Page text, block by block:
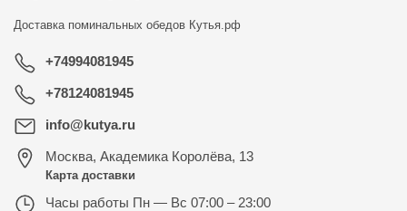
Доставка поминальных обедов Кутья.рф
+74994081945
+78124081945
info@kutya.ru
Москва, Академика Королёва, 13
Карта доставки
Часы работы Пн — Вс 07:00 – 23:00